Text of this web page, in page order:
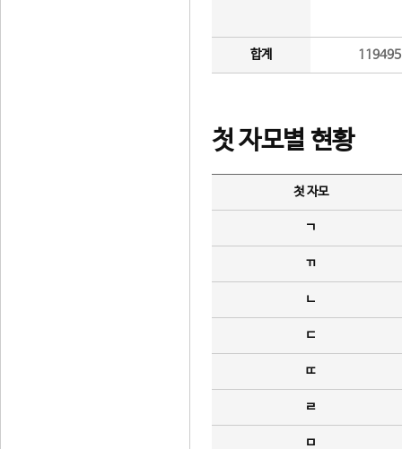
합계
첫 자모별 현황
첫 자모
ㄱ
ㄲ
ㄴ
ㄷ
ㄸ
ㄹ
ㅁ